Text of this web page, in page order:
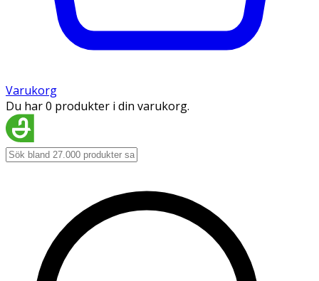
Varukorg
Du har 0 produkter i din varukorg.